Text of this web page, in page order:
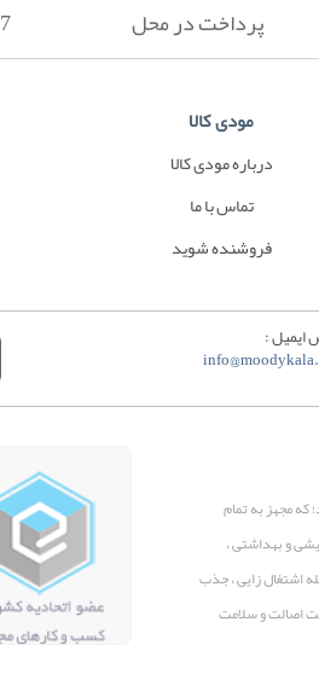
پرداخت در محل 7 روز ضمانت بازگشت
مودی کالا
درباره مودی کالا
تماس با ما
فروشنده شوید
ایمیل :
که مجهز به تمام
و بهداشتی ،
اشتغال زایی ، جذب
اصالت و سلامت